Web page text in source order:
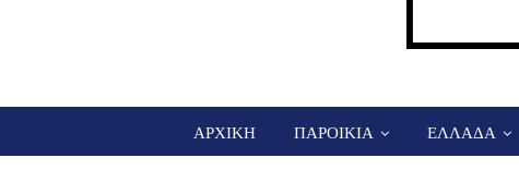
ΑΡΧΙΚΗ ΠΑΡΟΙΚΙΑ ΕΛΛΑΔΑ